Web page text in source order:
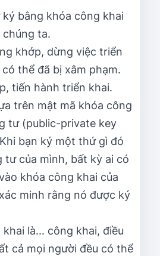
bằng khóa công khai
chúng ta.
khớp, dừng việc triển
thể đã bị xâm phạm.
tiến hành triển khai.
trên mật mã khóa công
tư (public-private key
bạn ký một thứ gì đó
tư của mình, bất kỳ ai có
khóa công khai của
minh rằng nó được ký
là... công khai, điều
cả mọi người đều có thể